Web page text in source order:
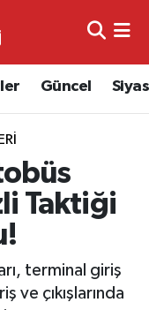
Güncel
Taktiği
terminal giriş
ve çıkışlarında